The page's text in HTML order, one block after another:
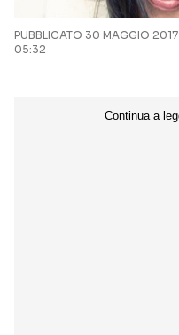
PUBBLICATO 30 MAGGIO 2017
05:32